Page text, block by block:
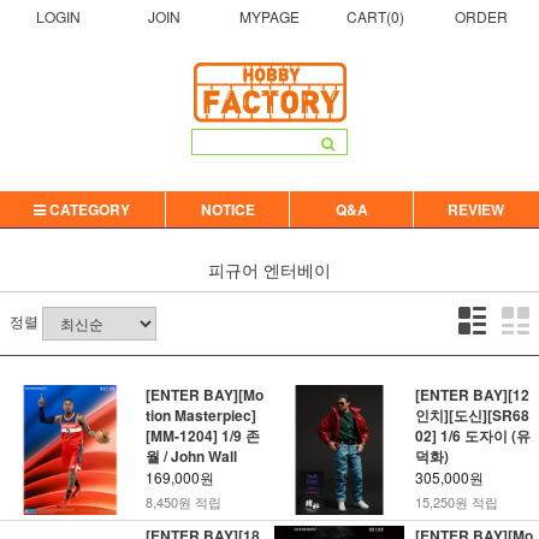
LOGIN JOIN MYPAGE CART(0) ORDER
CATEGORY NOTICE Q&A REVIEW
피규어 엔터베이
정렬
[ENTER BAY][Mo
tion Masterpiec]
[MM-1204] 1/9 존
월 / John Wall
169,000원
8,450원 적립
[ENTER BAY][12
인치][도신][SR68
02] 1/6 도자이 (유
덕화)
305,000원
15,250원 적립